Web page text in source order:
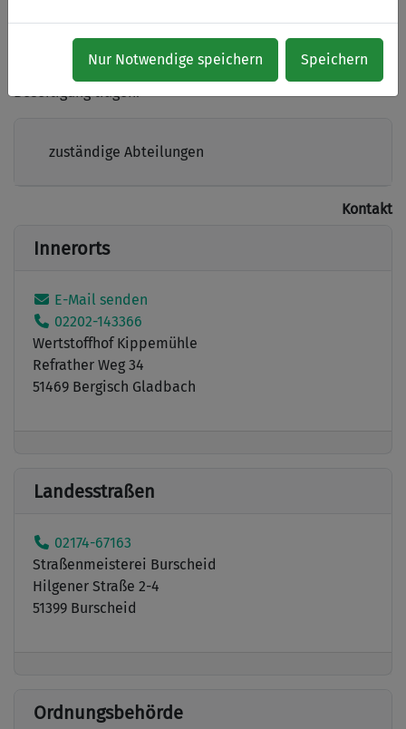
Nur Notwendige speichern Speichern
Diese Personen werden dann aufgefordert, den Müll
unverzüglich zu beseitigen. Wer einer solchen
Aufforderung nicht folgt, muss die Kosten für die
Beseitigung tragen.
zuständige Abteilungen
Kontakt
Innerorts
E-Mail senden
02202-143366
Wertstoffhof Kippemühle
Refrather Weg 34
51469 Bergisch Gladbach
Landesstraßen
02174-67163
Straßenmeisterei Burscheid
Hilgener Straße 2-4
51399 Burscheid
Ordnungsbehörde